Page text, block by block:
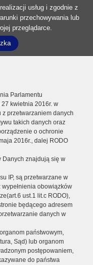
usług i zgodnie z
przechowywania lub
przeglądarce.
Parlamentu
kwietnia 2016r. w
przetwarzaniem danych
takich danych oraz
o ochronie
2016r., dalej RODO
Danych znajdują się w
IP, są przetwarzane w
obowiązków
ust.1 lit.c RODO),
będącego adresem
danych w
państwowym,
Sąd) lub organom
postępowaniem,
do państwa